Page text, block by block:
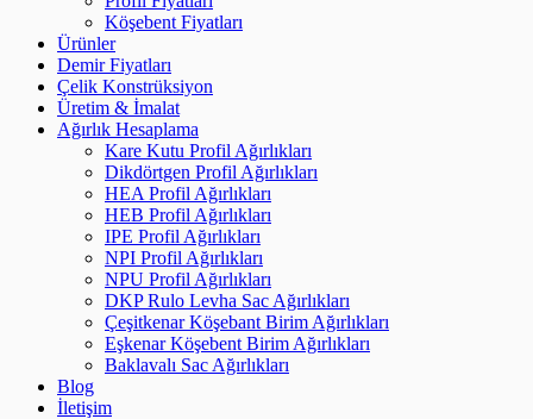
Köşebent Fiyatları
Ürünler
Demir Fiyatları
Çelik Konstrüksiyon
Üretim & İmalat
Ağırlık Hesaplama
Kare Kutu Profil Ağırlıkları
Dikdörtgen Profil Ağırlıkları
HEA Profil Ağırlıkları
HEB Profil Ağırlıkları
IPE Profil Ağırlıkları
NPI Profil Ağırlıkları
NPU Profil Ağırlıkları
DKP Rulo Levha Sac Ağırlıkları
Çeşitkenar Köşebant Birim Ağırlıkları
Eşkenar Köşebent Birim Ağırlıkları
Baklavalı Sac Ağırlıkları
Blog
İletişim